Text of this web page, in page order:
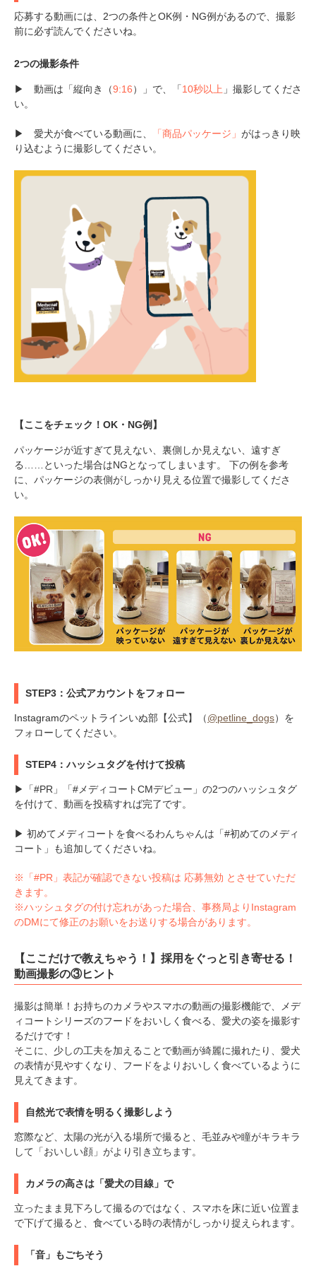
応募する動画には、2つの条件とOK例・NG例があるので、撮影
前に必ず読んでくださいね。
2つの撮影条件
▶ 動画は「縦向き（9:16）」で、「10秒以上 」撮影してくださ
い。
▶ 愛犬が食べている動画に、 「商品パッケージ」 がはっきり映
り込むように撮影してください。
【ここをチェック！OK・NG例】
パッケージが近すぎて見えない、裏側しか見えない、遠すぎ
る……といった場合はNGとなってしまいます。 下の例を参考
に、パッケージの表側がしっかり見える位置で撮影してくださ
い。
STEP3：公式アカウントをフォロー
Instagramのペットラインいぬ部【公式】（@petline_dogs）を
フォローしてください。
STEP4：ハッシュタグを付けて投稿
▶「#PR」「#メディコートCMデビュー」の2つのハッシュタグ
を付けて、動画を投稿すれば完了です。
▶ 初めてメディコートを食べるわんちゃんは「#初めてのメディ
コート」も追加してくださいね。
※「#PR」表記が確認できない投稿は 応募無効 とさせていただ
きます。
※ハッシュタグの付け忘れがあった場合、事務局よりInstagram
のDMにて修正のお願いをお送りする場合があります。
【ここだけで教えちゃう！】採用をぐっと引き寄せる！
動画撮影の③ヒント
撮影は簡単！お持ちのカメラやスマホの動画の撮影機能で、メデ
ィコートシリーズのフードをおいしく食べる、愛犬の姿を撮影す
るだけです！
そこに、少しの工夫を加えることで動画が綺麗に撮れたり、愛犬
の表情が見やすくなり、フードをよりおいしく食べているように
見えてきます。
自然光で表情を明るく撮影しよう
窓際など、太陽の光が入る場所で撮ると、毛並みや瞳がキラキラ
して「おいしい顔」がより引き立ちます。
カメラの高さは「愛犬の目線」で
立ったまま見下ろして撮るのではなく、スマホを床に近い位置ま
で下げて撮ると、食べている時の表情がしっかり捉えられます。
「音」もごちそう